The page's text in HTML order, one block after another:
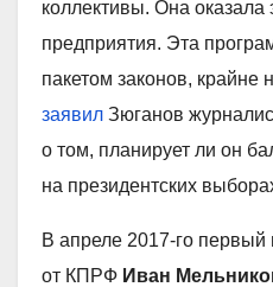
коллективы. Она
предприятия. Эта
пакетом законов,
заявил Зюганов
о том, планирует ли он
на президентских
В апреле 2017-го
от КПРФ Иван